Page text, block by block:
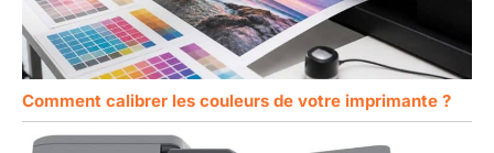
Comment calibrer les couleurs de votre imprimante ?